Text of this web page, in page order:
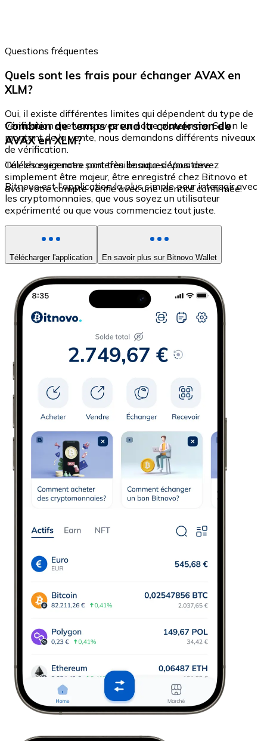
Questions fréquentes
Quels sont les frais pour échanger AVAX en
XLM?
Oui, il existe différentes limites qui dépendent du type de
vérification que vous avez sur notre plateforme. Selon le
montant de la vente, nous demandons différents niveaux
de vérification.
Combien de temps prend la conversion de
AVAX en XLM?
Oui, les exigences sont très basiques. Vous devez
simplement être majeur, être enregistré chez Bitnovo et
avoir votre compte vérifié avec une identité confirmée.
Téléchargez notre portefeuille auto-dépositaire
Bitnovo est l'application la plus simple pour interagir avec
les cryptomonnaies, que vous soyez un utilisateur
expérimenté ou que vous commenciez tout juste.
Télécharger l'application En savoir plus sur Bitnovo Wallet